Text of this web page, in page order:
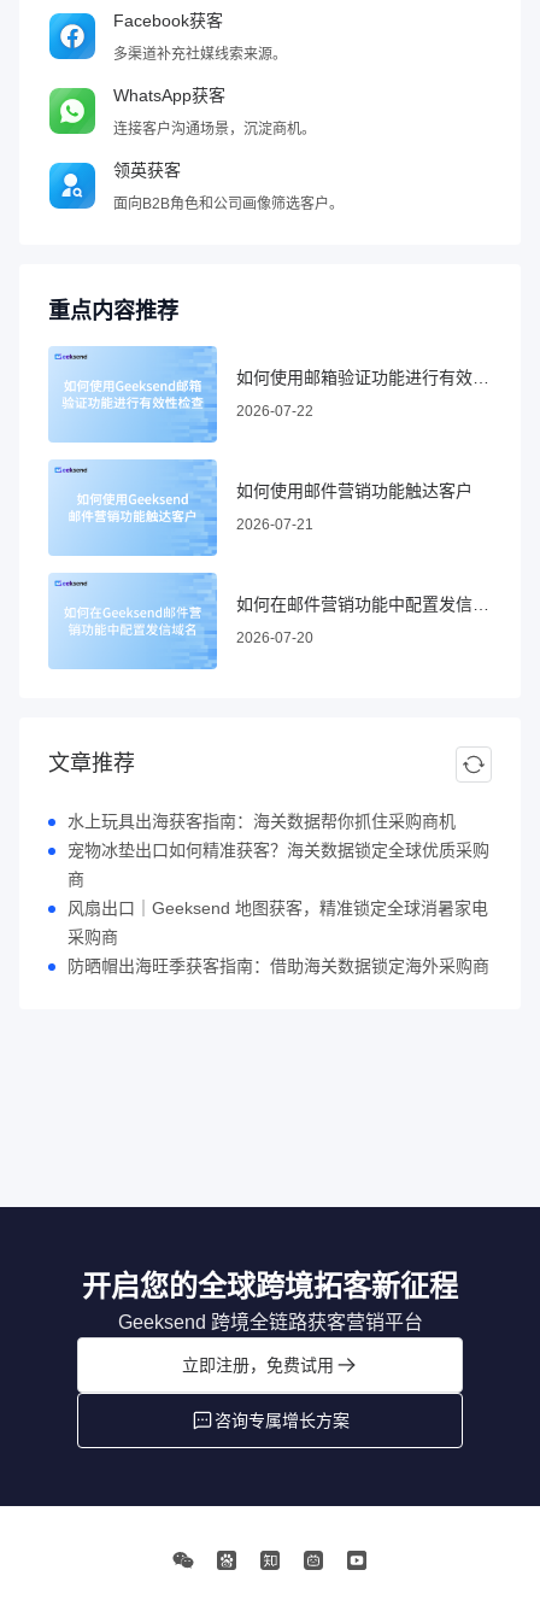
Facebook获客
多渠道补充社媒线索来源。
WhatsApp获客
连接客户沟通场景，沉淀商机。
领英获客
面向B2B角色和公司画像筛选客户。
重点内容推荐
2026-07-22
如何使用邮件营销功能触达客户
2026-07-21
2026-07-20
文章推荐
水上玩具出海获客指南：海关数据帮你抓住采购商机
宠物冰垫出口如何精准获客？海关数据锁定全球优质采购
商
风扇出口｜Geeksend 地图获客，精准锁定全球消暑家电
采购商
防晒帽出海旺季获客指南：借助海关数据锁定海外采购商
开启您的全球跨境拓客新征程
Geeksend 跨境全链路获客营销平台
立即注册，免费试用
咨询专属增长方案